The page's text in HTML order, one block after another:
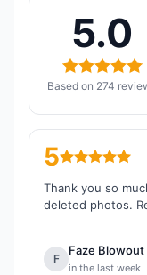
5.0
Based on 274
5
Thank you so
deleted photos.
F
Faze Blowout
in the last week